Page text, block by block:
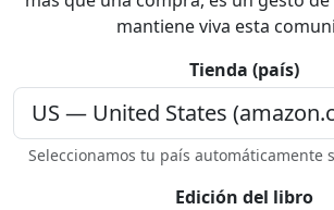
mantiene viva esta
Tienda (país)
Seleccionamos tu país automáticamente
Edición del libro